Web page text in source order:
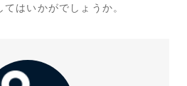
はいかがでしょうか。